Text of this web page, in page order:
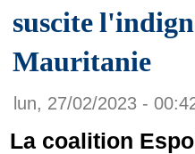
suscite
Mauritanie
lun, 27/02/2023 -
La coalition